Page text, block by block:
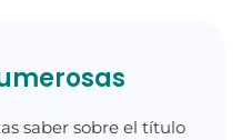
saber sobre el título